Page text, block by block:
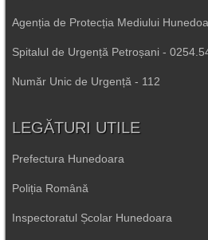
Agenția de Protecția Mediului
Spitalul de Urgență Petroșani -
Număr Unic de Urgență - 112
LEGĂTURI UTILE
Prefectura Hunedoara
Poliția Română
Inspectoratul Școlar Hunedoara